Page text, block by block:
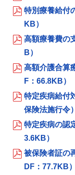
特別療養給付
KB）
高額療養費の
B）
高額介護合算
F：66.8KB）
特定疾病給付
保険法施行令
特定疾病の認
3.6KB）
被保険者証の
DF：77.7KB）